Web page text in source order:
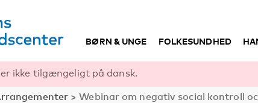
BØRN & UNGE FOLKESUNDHED
ikke tilgængeligt på dansk.
>Webinar om negativ social kontroll